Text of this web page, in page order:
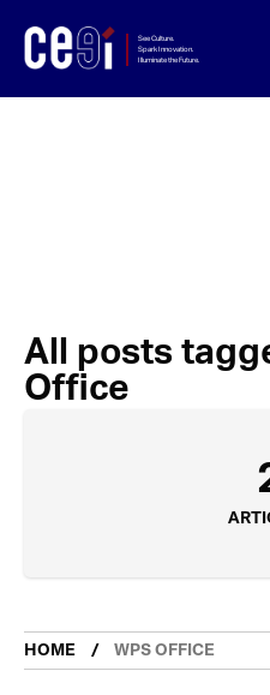
All posts
Office
HOME WPS OFFICE